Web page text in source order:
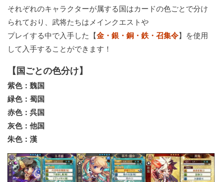
それぞれのキャラクターが属する国はカードの色ごとで分け
られており、武将たちはメインクエストや
プレイする中で入手した【金・銀・銅・鉄・召集令】を使用
して入手することができます！
【国ごとの色分け】
紫色：魏国
緑色：蜀国
赤色：呉国
灰色：他国
朱色：漢